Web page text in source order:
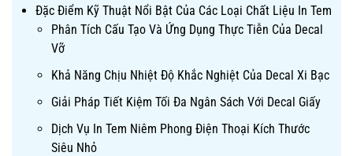
Đặc Điểm Kỹ Thuật Nổi Bật Của Các Loại Chất Liệu In Tem
Phân Tích Cấu Tạo Và Ứng Dụng Thực Tiễn Của Decal
Vỡ
Khả Năng Chịu Nhiệt Độ Khắc Nghiệt Của Decal Xi Bạc
Giải Pháp Tiết Kiệm Tối Đa Ngân Sách Với Decal Giấy
Dịch Vụ In Tem Niêm Phong Điện Thoại Kích Thước
Siêu Nhỏ